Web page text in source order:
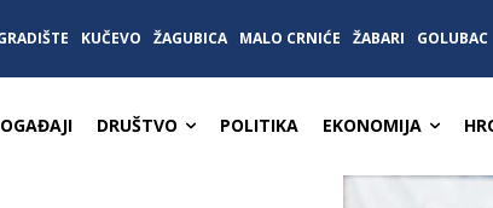
KUČEVO ŽAGUBICA MALO CRNIĆE ŽABARI GOLUBAC
DRUŠTVO POLITIKA EKONOMIJA